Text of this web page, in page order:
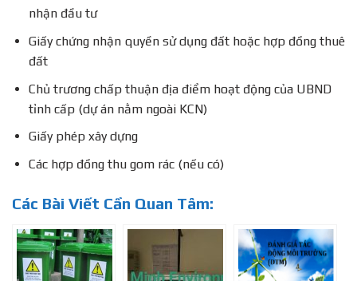
nhận đầu tư
Giấy chứng nhận quyền sử dụng đất hoặc hợp đồng thuê
đất
Chủ trương chấp thuận địa điểm hoạt động của UBND
tỉnh cấp (dự án nằm ngoài KCN)
Giấy phép xây dựng
Các hợp đồng thu gom rác (nếu có)
Các Bài Viết Cần Quan Tâm: